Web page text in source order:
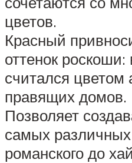
цветов.
Красный
оттенок
считался цветом
правящих домов.
Позволяет
самых различных
романского до